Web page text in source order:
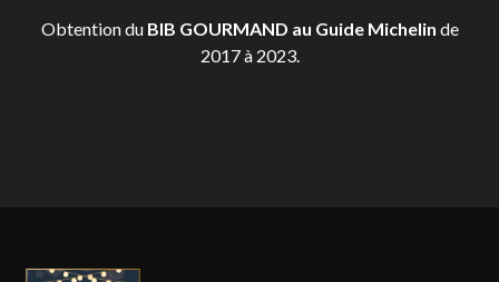
Obtention du BIB GOURMAND au Guide Michelin de
2017 à 2023.